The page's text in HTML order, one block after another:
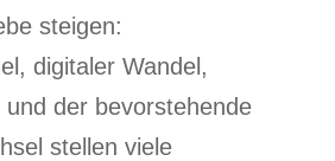
steigen:
digitaler Wandel,
der bevorstehende
stellen viele